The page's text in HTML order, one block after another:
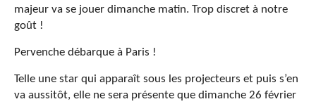
majeur va se jouer dimanche matin. Trop discret à notre
goût !
Pervenche débarque à Paris !
Telle une star qui apparaît sous les projecteurs et puis s’en
va aussitôt, elle ne sera présente que dimanche 26 février